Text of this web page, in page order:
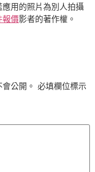
用的照片為別人拍攝
報價影者的著作權。
公開。 必填欄位標示